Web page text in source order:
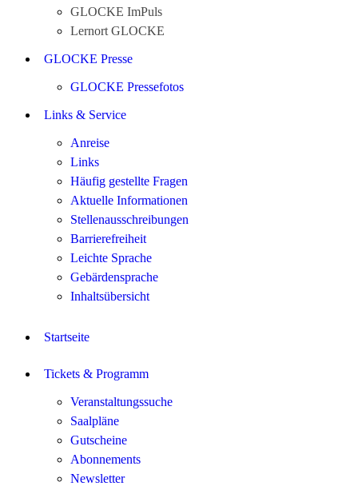
GLOCKE ImPuls
Lernort GLOCKE
GLOCKE Presse
GLOCKE Pressefotos
Links & Service
Anreise
Links
Häufig gestellte Fragen
Aktuelle Informationen
Stellenausschreibungen
Barrierefreiheit
Leichte Sprache
Gebärdensprache
Inhaltsübersicht
Startseite
Tickets & Programm
Veranstaltungssuche
Saalpläne
Gutscheine
Abonnements
Newsletter